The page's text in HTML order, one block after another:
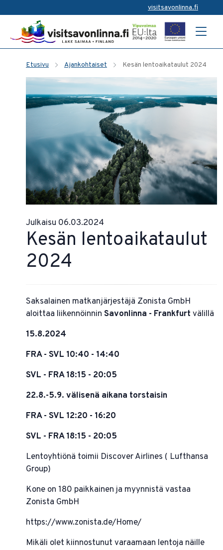
visitsavonlinna.fi
Etusivu Ajankohtaiset Kesän lentoaikataulut 2024
Julkaisu 06.03.2024
Kesän lentoaikataulut
2024
Saksalainen matkanjärjestäjä Zonista GmbH
aloittaa liikennöinnin Savonlinna - Frankfurt välillä
15.8.2024
FRA - SVL 10:40 - 14:40
SVL - FRA 18:15 - 20:05
22.8.-5.9. välisenä aikana torstaisin
FRA - SVL 12:20 - 16:20
SVL - FRA 18:15 - 20:05
Lentoyhtiönä toimii Discover Airlines ( Lufthansa
Group)
Kone on 180 paikkainen ja myynnistä vastaa
Zonista GmbH
https://www.zonista.de/Home/
Mikäli olet kiinnostunut varaamaan lentoja näille